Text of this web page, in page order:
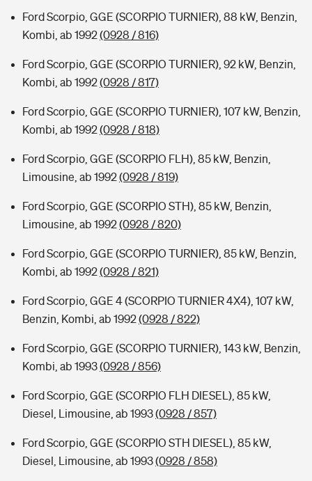
Ford Scorpio, GGE (SCORPIO TURNIER), 88 kW, Benzin,
Kombi, ab 1992(0928 / 816)
Ford Scorpio, GGE (SCORPIO TURNIER), 92 kW, Benzin,
Kombi, ab 1992(0928 / 817)
Ford Scorpio, GGE (SCORPIO TURNIER), 107 kW, Benzin,
Kombi, ab 1992(0928 / 818)
Ford Scorpio, GGE (SCORPIO FLH), 85 kW, Benzin,
Limousine, ab 1992(0928 / 819)
Ford Scorpio, GGE (SCORPIO STH), 85 kW, Benzin,
Limousine, ab 1992(0928 / 820)
Ford Scorpio, GGE (SCORPIO TURNIER), 85 kW, Benzin,
Kombi, ab 1992(0928 / 821)
Ford Scorpio, GGE 4 (SCORPIO TURNIER 4X4), 107 kW,
Benzin, Kombi, ab 1992(0928 / 822)
Ford Scorpio, GGE (SCORPIO TURNIER), 143 kW, Benzin,
Kombi, ab 1993(0928 / 856)
Ford Scorpio, GGE (SCORPIO FLH DIESEL), 85 kW,
Diesel, Limousine, ab 1993(0928 / 857)
Ford Scorpio, GGE (SCORPIO STH DIESEL), 85 kW,
Diesel, Limousine, ab 1993(0928 / 858)